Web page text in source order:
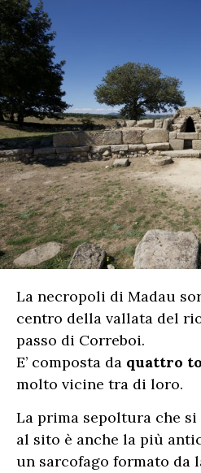
La necropoli di Madau
centro della vallata del
passo di Correboi.
E’ composta da quattro
molto vicine tra di loro.
La prima sepoltura che
al sito è anche la più
un sarcofago formato da